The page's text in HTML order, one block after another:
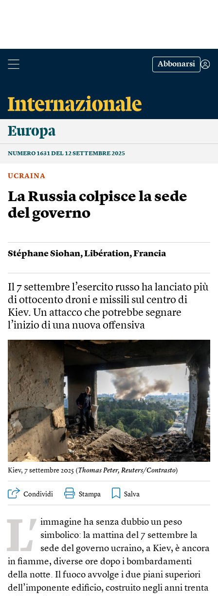
Abbonarsi
Europa
NUMERO 1631 DEL 12 SETTEMBRE 2025
UCRAINA
La Russia colpisce la sede
del governo
Stéphane Siohan,Libération,Francia
Il 7 settembre l’esercito russo ha lanciato più
di ottocento droni e missili sul centro di
Kiev. Un attacco che potrebbe segnare
l’inizio di una nuova offensiva
Kiev, 7 settembre 2025 (Thomas Peter, Reuters/Contrasto)
Condividi Stampa
L’ immagine ha senza dubbio un peso
simbolico: la mattina del 7 settembre la
sede del governo ucraino, a Kiev, è ancora
in fiamme, diverse ore dopo i bombardamenti
della notte. Il fuoco avvolge i due piani superiori
dell’imponente edificio, costruito negli anni trenta